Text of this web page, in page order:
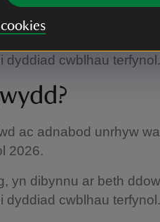
2026.
dyddiad cwblhau terfynol.
ac adnabod unrhyw
2026.
yn dibynnu ar beth
dyddiad cwblhau terfynol.